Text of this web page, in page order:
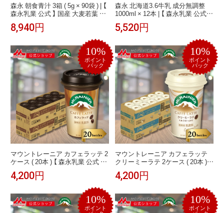
森永 朝食青汁 3箱 ( 5g × 90袋 ) | 【
森永乳業 公式 】 国産 大麦若葉 食
物繊維 ビタミン ミネラル 粉末 ス
ティックタイプ 個包装 青汁 野菜
不足 健康飲料 ビフィズス菌 カル
シウム オリゴ糖 手軽 おいしい 飲
みやすい
8,940円
森永 北海道3.6牛乳 成分無調整
1000ml × 12本 | 【 森永乳業 公式 】
北海道産 生乳100％ 常温保存 ロ
ングライフ 牛乳 無菌充填 長期保
5,520円
10%
ポイント
バック
マウントレーニア カフェラッテ 2
ケース ( 20本 ) 【 森永乳業 公式 】|
Mt.RAINIER コーヒー 珈琲 エス
プレッソ ミルク ドリンク 飲料 ク
ール便 チルド 本格 カフェラテ 甘
さ控えめ バリアカップ
4,200円
10%
ポイント
バック
マウントレーニア カフェラッテ
クリーミーラテ 2ケース ( 20本 ) |
【 森永乳業 公式 】 Mt.RAINIER コ
ーヒー 珈琲 ドリンク 飲料 クール
便 チルド ミルク 多め やさしい甘
さ バリアカップ まとめ買い
4,200円
10%
ポイント
10%
ポイント